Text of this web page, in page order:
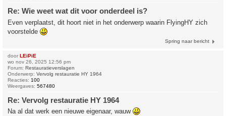
Re: Wie weet wat dit voor onderdeel is?
Even verplaatst, dit hoort niet in het onderwerp waarin FlyingHY zich
voorstelde
Spring naar bericht
door LEiPiE
wo nov 26, 2025 12:56 pm
Forum: Restauratieverslagen
Onderwerp: Vervolg restauratie HY 1964
Reacties: 100
Weergaves: 567480
Re: Vervolg restauratie HY 1964
Na al dat werk een nieuwe eigenaar, wauw